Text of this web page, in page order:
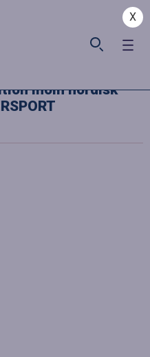
X
inom nordisk